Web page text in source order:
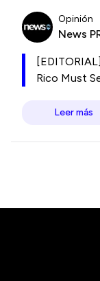
Opinión
News
Rico Must
Leer más